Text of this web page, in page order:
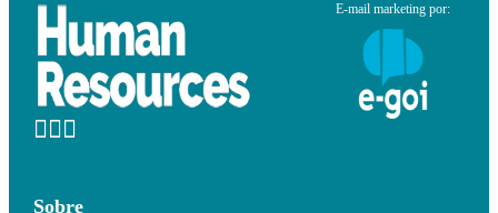
E-mail marketing por:
Sobre